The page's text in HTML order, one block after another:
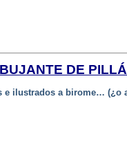
DE
e ilustrados a birome… (¿o